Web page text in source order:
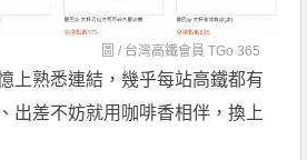
圖 / 台灣高鐵會員 TGo 365
上熟悉連結，幾乎每站高鐵都有
出差不妨就用咖啡香相伴，換上